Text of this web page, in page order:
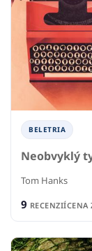
BELETRIA
Neobvyklý
Tom Hanks
9 RECENZIÍCENA